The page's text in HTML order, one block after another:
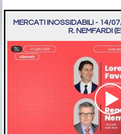
MERCATI INOSSIDABILI - 14/
R. NEMFARDI